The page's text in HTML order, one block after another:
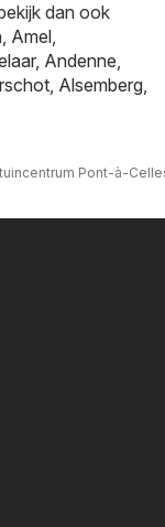
dan ook
Amel,
, Andenne,
, Alsemberg,
Pont-à-